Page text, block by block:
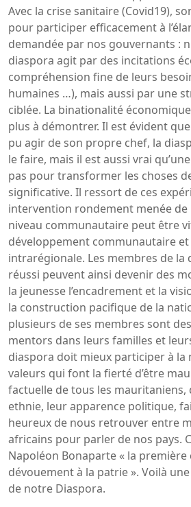
Avec la crise sanitaire (Covid19),
pour participer efficacement à
demandée par nos gouvernants :
diaspora agit par des incitations
compréhension fine de leurs
humaines …), mais aussi par une
ciblée. La binationalité
plus à démontrer. Il est évident
pu agir de son propre chef, la
le faire, mais il est aussi vrai
pas pour transformer les choses
significative. Il ressort de ces
intervention rondement menée de
niveau communautaire peut être
développement communautaire et
intrarégionale. Les membres de la
réussi peuvent ainsi devenir des
la jeunesse l’encadrement et la
la construction pacifique de la
plusieurs de ses membres sont
mentors dans leurs familles et
diaspora doit mieux participer à la
valeurs qui font la fierté d’être
factuelle de tous les mauritaniens,
ethnie, leur apparence politique,
heureux de nous retrouver entre
africains pour parler de nos pays.
Napoléon Bonaparte « la première
dévouement à la patrie ». Voilà
de notre Diaspora.